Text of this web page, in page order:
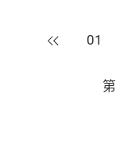
上一頁
01
第